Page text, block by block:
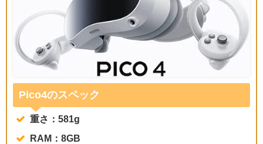
Pico4のスペック
重さ：581g
RAM：8GB